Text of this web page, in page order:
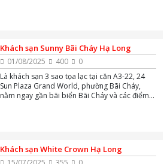
Khách sạn Sunny Bãi Cháy Hạ Long
01/08/2025 400
0
Là khách sạn 3 sao tọa lạc tại căn A3-22, 24
Sun Plaza Grand World, phường Bãi Cháy,
nằm ngay gần bãi biển Bãi Cháy và các điểm
Khách sạn White Crown Hạ Long